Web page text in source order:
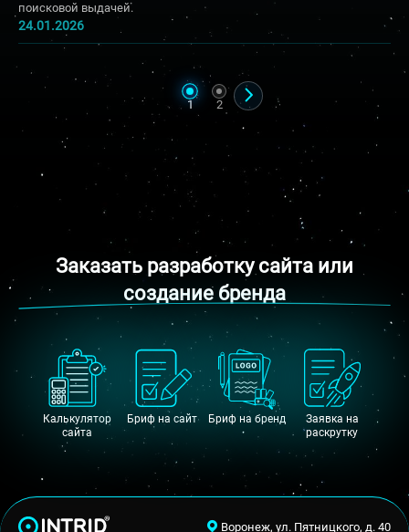
поисковой выдачей.
24.01.2026
1 2
Заказать разработку сайта или
создание бренда
Калькулятор
сайта
Бриф на сайт Бриф на бренд
Заявка на
раскрутку
Воронеж, ул. Пятницкого, д. 40